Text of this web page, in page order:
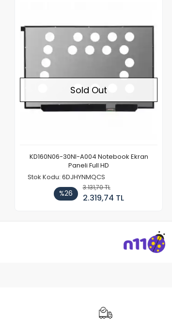
Sold Out
KD160N06-30NI-A004 Notebook Ekran
Paneli Full HD
Stok Kodu: 6DJHYNMQCS
%26
3.131,70 TL
2.319,74 TL